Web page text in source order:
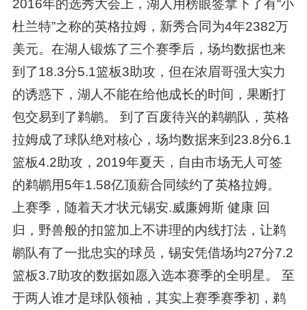
2016年的选秀大会上，湖人用榜眼签拿下了有“小
杜兰特”之称的英格拉姆，新秀合同为4年2382万
美元。在湖人锻炼了三个赛季后，场均数据也来
到了18.3分5.1篮板3助攻，但在浓眉哥强大实力
的诱惑下，湖人不能在给他成长的时间，果断打
包交易到了鹈鹕。 到了百废待兴的鹈鹕队，英格
拉姆成了球队绝对核心，场均数据来到23.8分6.1
篮板4.2助攻，2019年夏天，自由市场无人可签
的鹈鹕用5年1.58亿顶薪合同续约了英格拉姆。
上赛季，随着天才状元锡安.威廉姆斯 健康 回
归，野兽般的扣篮加上不讲理的内线打法，让鹈
鹕队有了一批忠实的球员，锡安凭借场均27分7.2
篮板3.7助攻的数据如愿入选本赛季的全明星。 至
于两人谁才是球队领袖，其实上赛季赛季初，鹈